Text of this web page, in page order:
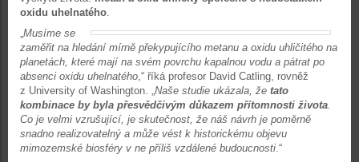
oxidu uhelnatého.
„Musíme se
zaměřit na hledání mírně překypujícího metanu a oxidu uhličitého na
planetách, které mají na svém povrchu kapalnou vodu a pátrat po
absenci oxidu uhelnatého,“ říká profesor David Catling, rovněž
z University of Washington. „Naše studie ukázala, že tato
kombinace by byla přesvědčivým důkazem přítomnosti života.
Co je velmi vzrušující, je skutečnost, že náš návrh je poměrně
snadno realizovatelný a může vést k historickému objevu
mimozemské biosféry v ne příliš vzdálené budoucnosti.“